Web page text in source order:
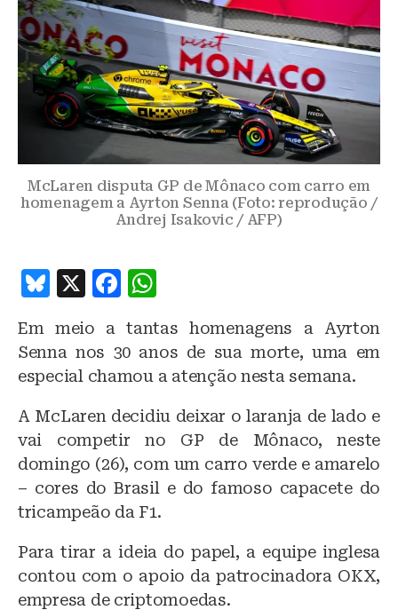
McLaren disputa GP de Mônaco com carro em
homenagem a Ayrton Senna (Foto: reprodução /
Andrej Isakovic / AFP)
B
e
s
y
X
F
c
e
o
o
k
at
s
p
p
Em meio a tantas homenagens a Ayrton
Senna nos 30 anos de sua morte, uma em
especial chamou a atenção nesta semana.
A McLaren decidiu deixar o laranja de lado e
vai competir no GP de Mônaco, neste
domingo (26), com um carro verde e amarelo
– cores do Brasil e do famoso capacete do
tricampeão da F1.
Para tirar a ideia do papel, a equipe inglesa
contou com o apoio da patrocinadora OKX,
empresa de criptomoedas.